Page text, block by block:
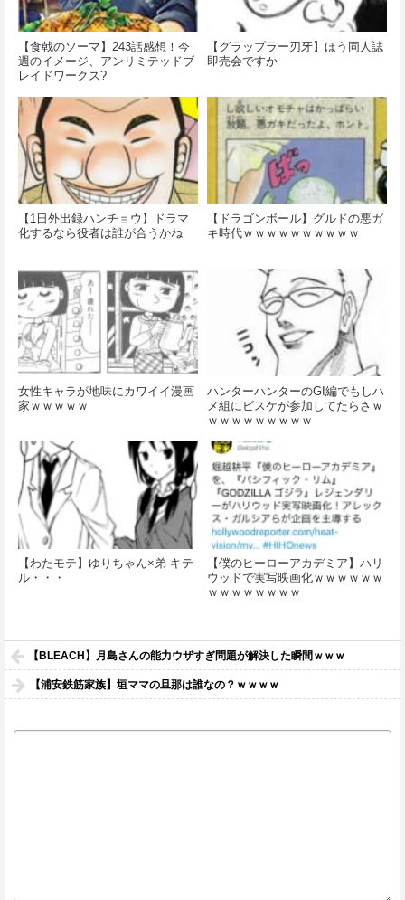
【食戟のソーマ】243話感想！今
週のイメージ、アンリミテッドブ
レイドワークス?
【グラップラー刃牙】ほう同人誌
即売会ですか
【1日外出録ハンチョウ】ドラマ
化するなら役者は誰が合うかね
【ドラゴンボール】グルドの悪ガ
キ時代ｗｗｗｗｗｗｗｗｗｗ
女性キャラが地味にカワイイ漫画
家ｗｗｗｗｗ
ハンターハンターのGI編でもしハ
メ組にビスケが参加してたらさｗ
ｗｗｗｗｗｗｗｗｗ
【わたモテ】ゆりちゃん×弟 キテ
ル・・・
【僕のヒーローアカデミア】ハリ
ウッドで実写映画化ｗｗｗｗｗｗ
ｗｗｗｗｗｗｗｗ
【BLEACH】月島さんの能力ウザすぎ問題が解決した瞬間ｗｗｗ
【浦安鉄筋家族】垣ママの旦那は誰なの？ｗｗｗｗ